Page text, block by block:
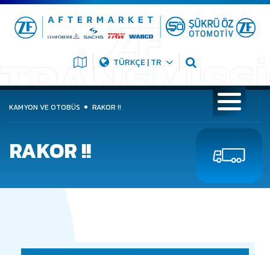
TÜRKÇE | TR
KAMYON VE OTOBÜS RAKOR !!
RAKOR !!